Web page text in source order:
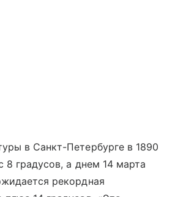
в Санкт-Петербурге в 1890
8 градусов, а днем 14 марта
рекордная